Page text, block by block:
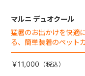
マルニ デュオクール
猛暑のお出かけを快適
る、簡単装着のペット
専用ダブル送風ファン
場。
￥11,000